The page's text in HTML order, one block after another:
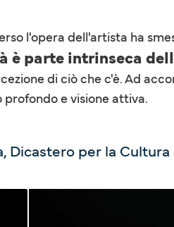
l'opera dell'artista ha
è parte intrinseca
di ciò che c'è. Ad
e visione attiva.
per la Cultura